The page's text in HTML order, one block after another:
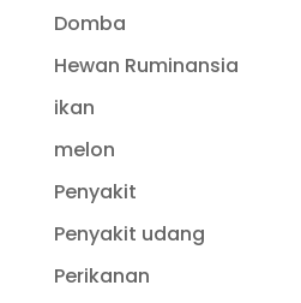
Domba
Hewan Ruminansia
ikan
melon
Penyakit
Penyakit udang
Perikanan